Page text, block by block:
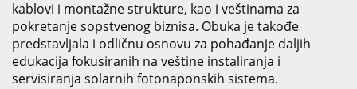
kablovi i montažne strukture, kao i veštinama za
pokretanje sopstvenog biznisa. Obuka je takođe
predstavljala i odličnu osnovu za pohađanje daljih
edukacija fokusiranih na veštine instaliranja i
servisiranja solarnih fotonaponskih sistema.